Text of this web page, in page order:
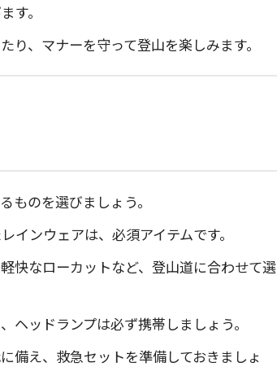
す。
り、マナーを守って登山を楽しみます。
ものを選びましょう。
インウェアは、必須アイテムです。
快なローカットなど、登山道に合わせて選
ヘッドランプは必ず携帯しましょう。
備え、救急セットを準備しておきましょ